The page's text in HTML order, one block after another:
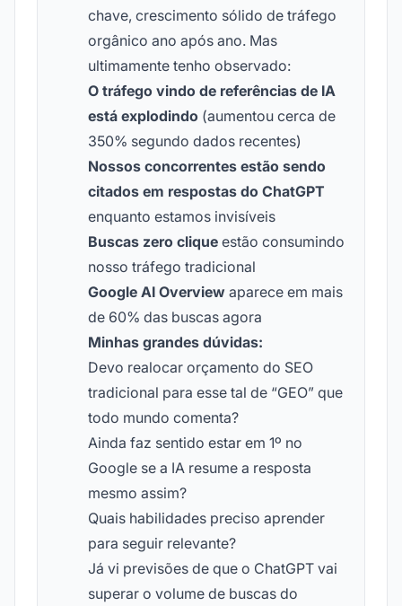
chave, crescimento sólido de tráfego
orgânico ano após ano. Mas
ultimamente tenho observado:
O tráfego vindo de referências de IA
está explodindo (aumentou cerca de
350% segundo dados recentes)
Nossos concorrentes estão sendo
citados em respostas do ChatGPT
enquanto estamos invisíveis
Buscas zero clique estão consumindo
nosso tráfego tradicional
Google AI Overview aparece em mais
de 60% das buscas agora
Minhas grandes dúvidas:
Devo realocar orçamento do SEO
tradicional para esse tal de “GEO” que
todo mundo comenta?
Ainda faz sentido estar em 1º no
Google se a IA resume a resposta
mesmo assim?
Quais habilidades preciso aprender
para seguir relevante?
Já vi previsões de que o ChatGPT vai
superar o volume de buscas do